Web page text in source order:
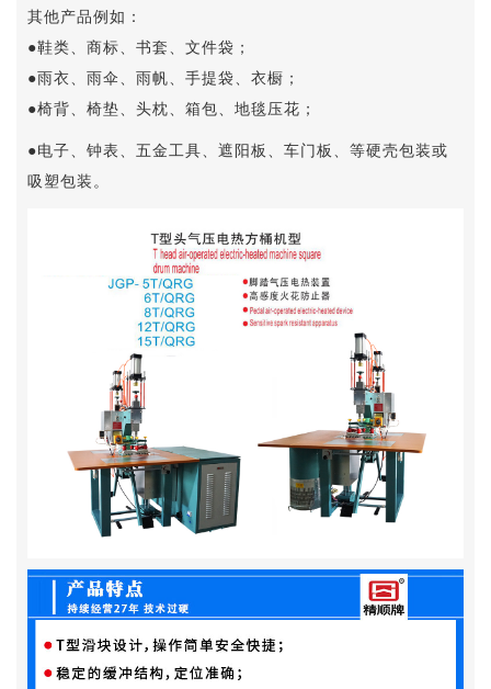
其他产品例如：
●鞋类、商标、书套、文件袋；
●雨衣、雨伞、雨帆、手提袋、衣橱；
●椅背、椅垫、头枕、箱包、地毯压花；
●电子、钟表、五金工具、遮阳板、车门板、等硬壳包装或
吸塑包装。